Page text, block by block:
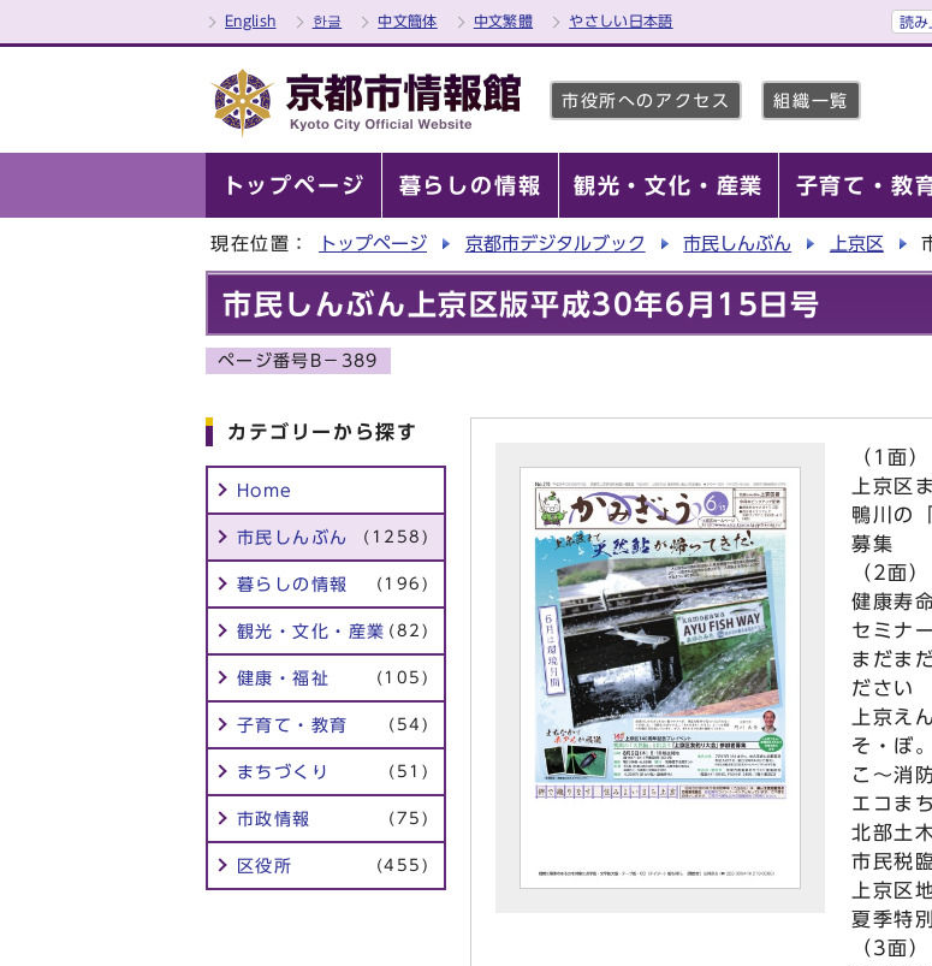
English 한글 中文簡体 中文繁體 やさしい日本語 読み
市役所へのアクセス
組織一覧
トップページ 暮らしの情報 観光・文化・産業 子育て・教
現在位置： トップページ 京都市デジタルブック 市民しんぶん 上京区
市民しんぶん上京区版平成30年6月15日号
ページ番号B－389
カテゴリーから探す
Home
市民しんぶん (1258)
暮らしの情報 (196)
観光・文化・産業 (82)
健康・福祉 (105)
子育て・教育 (54)
まちづくり (51)
市政情報 (75)
区役所 (455)
（1面）
上京区
鴨川の
募集
（2面）
健康寿
セミナ
まだま
ださい
上京え
そ・ぼ
こ～消
エコま
北部土
市民税
上京区
夏季特
（3面）